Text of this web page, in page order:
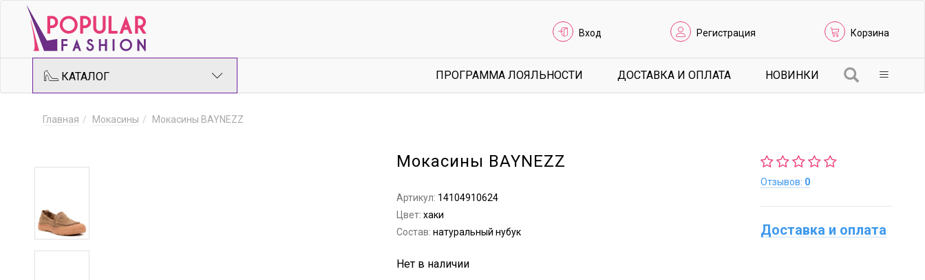
Вход Регистрация Корзина
КАТАЛОГ ПРОГРАММА ЛОЯЛЬНОСТИ ДОСТАВКА И ОПЛАТА НОВИНКИ
Главная Мокасины Мокасины BAYNEZZ
Мокасины BAYNEZZ
Артикул: 14104910624
Цвет:хаки
Состав:натуральный нубук
Нет в наличии
Отзывов: 0
Доставка и оплата